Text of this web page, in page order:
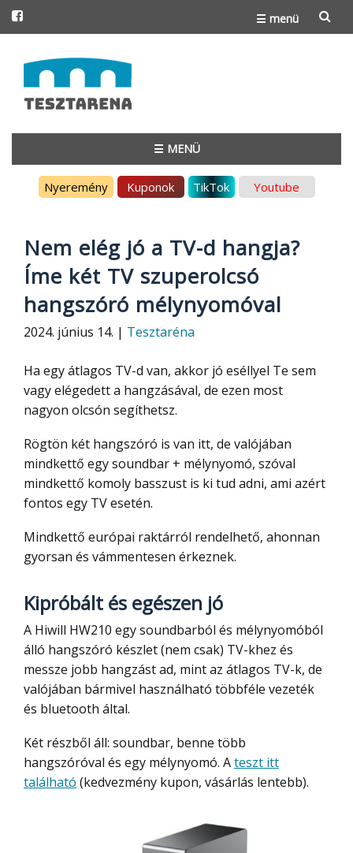
☰ menü
to
content
☰ MENÜ
Nyeremény Kuponok TikTok Youtube
Nem elég jó a TV-d hangja?
Íme két TV szuperolcsó
hangszóró mélynyomóval
2024. június 14. | Tesztaréna
Ha egy átlagos TV-d van, akkor jó eséllyel Te sem
vagy elégedett a hangzásával, de ezen most
nagyon olcsón segíthetsz.
Rögtön két hangszóró is van itt, de valójában
mindkettő egy soundbar + mélynyomó, szóval
mindkettő komoly basszust is ki tud adni, ami azért
fontos egy TV esetén.
Mindkettő európai raktárról rendelhető, ahonnan
gyorsan és vámmentesen érkeznek.
Kipróbált és egészen jó
A Hiwill HW210 egy soundbarból és mélynyomóból
álló hangszóró készlet (nem csak) TV-khez és
messze jobb hangzást ad, mint az átlagos TV-k, de
valójában bármivel használható többféle vezeték
és bluetooth által.
Két részből áll: soundbar, benne több
hangszóróval és egy mélynyomó. Ateszt itt
található (kedvezmény kupon, vásárlás lentebb).